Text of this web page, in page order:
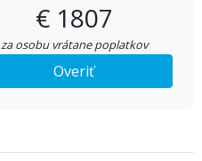
€ 1807
za osobu vrátane poplatkov
Overiť